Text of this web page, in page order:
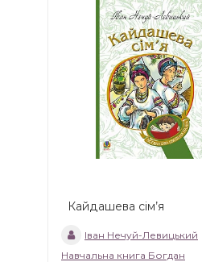
Кайдашева сім’я
Іван Нечуй-Левицький
Навчальна книга Богдан